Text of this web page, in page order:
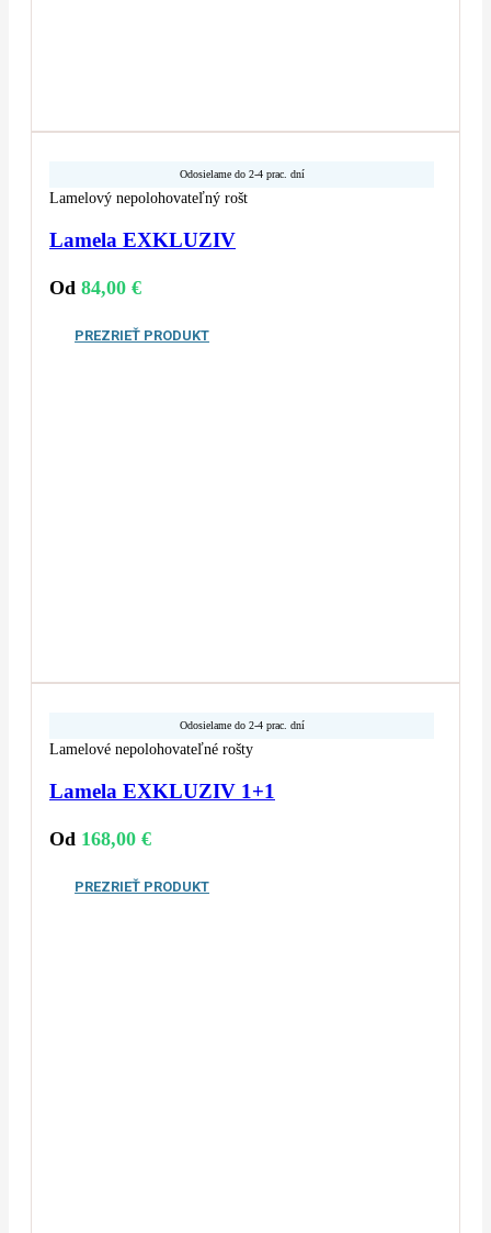
Odosielame do 2-4 prac. dní
Lamelový nepolohovateľný rošt
Lamela EXKLUZIV
Od 84,00 €
PREZRIEŤ PRODUKT
Odosielame do 2-4 prac. dní
Lamelové nepolohovateľné rošty
Lamela EXKLUZIV 1+1
Od 168,00 €
PREZRIEŤ PRODUKT